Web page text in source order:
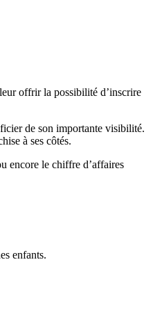
offrir la possibilité d’inscrire
de son importante visibilité.
à ses côtés.
encore le chiffre d’affaires
enfants.